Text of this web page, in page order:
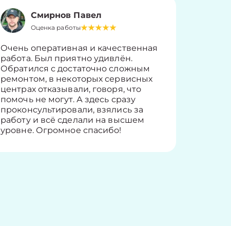
Смирнов Павел
Оценка работы
Очень оперативная и качественная
работа. Был приятно удивлён.
Обратился с достаточно сложным
ремонтом, в некоторых сервисных
центрах отказывали, говоря, что
помочь не могут. А здесь сразу
проконсультировали, взялись за
работу и всё сделали на высшем
уровне. Огромное спасибо!